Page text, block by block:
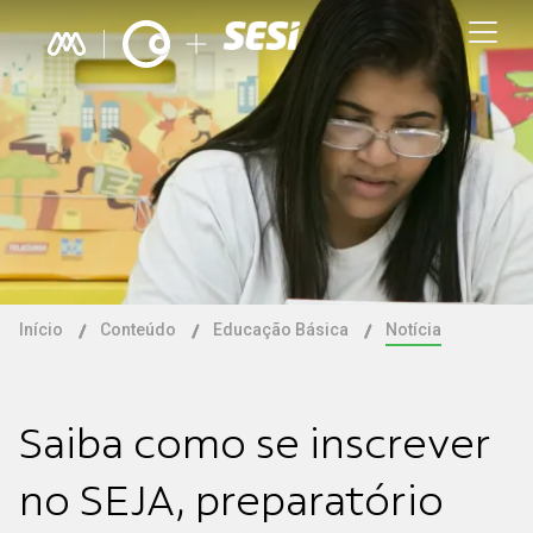
Início Conteúdo Educação Básica Notícia
Saiba como se inscrever
no SEJA, preparatório